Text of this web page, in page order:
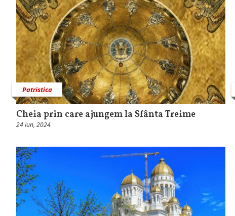
Patristica
Cheia prin care ajungem la Sfânta Treime
24 Iun, 2024